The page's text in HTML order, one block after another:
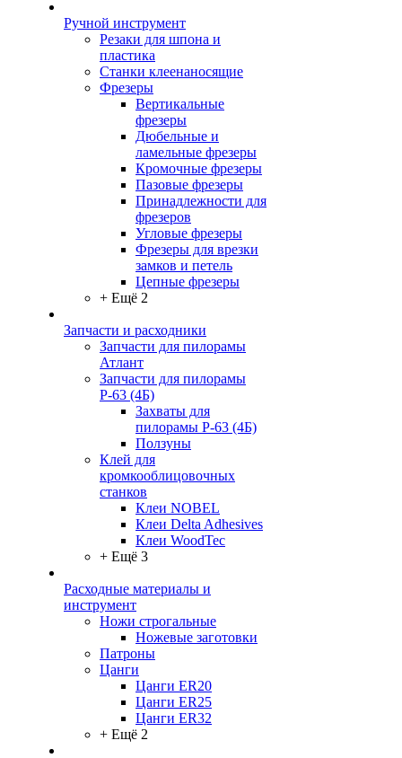
Ручной инструмент
Резаки для шпона и
пластика
Станки клеенаносящие
Фрезеры
Вертикальные
фрезеры
Дюбельные и
ламельные фрезеры
Кромочные фрезеры
Пазовые фрезеры
Принадлежности для
фрезеров
Угловые фрезеры
Фрезеры для врезки
замков и петель
Цепные фрезеры
+ Ещё 2
Запчасти и расходники
Запчасти для пилорамы
Атлант
Запчасти для пилорамы
Р-63 (4Б)
Захваты для
пилорамы Р-63 (4Б)
Ползуны
Клей для
кромкооблицовочных
станков
Клеи NOBEL
Клеи Delta Adhesives
Клеи WoodTec
+ Ещё 3
Расходные материалы и
инструмент
Ножи строгальные
Ножевые заготовки
Патроны
Цанги
Цанги ER20
Цанги ER25
Цанги ER32
+ Ещё 2